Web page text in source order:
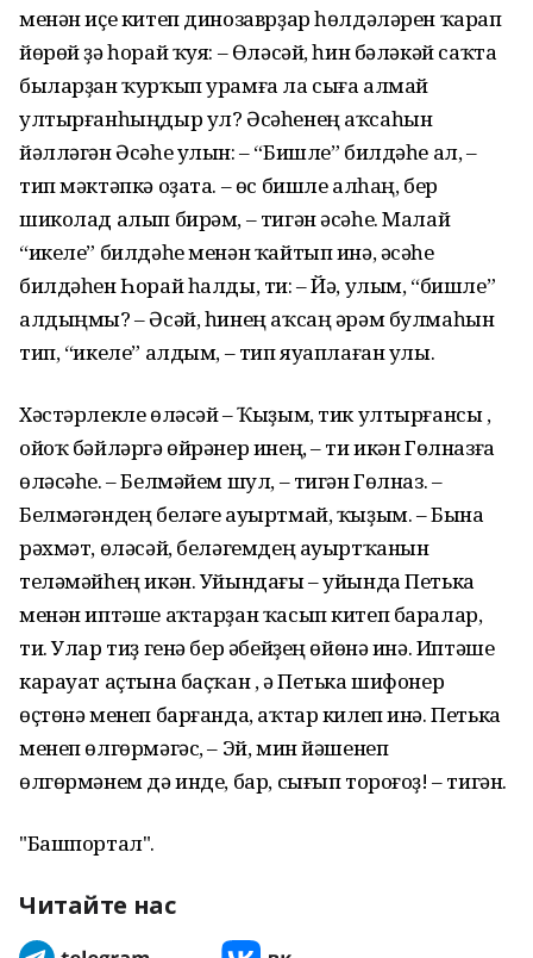
менән иҫе китеп динозаврҙар һөлдәләрен ҡарап
йөрөй ҙә һорай ҡуя: – Өләсәй, һин бәләкәй саҡта
быларҙан ҡурҡып урамға ла сыға алмай
ултырғанһыңдыр ул? Әсәһенең аҡсаһын
йәлләгән Әсәһе улын: – “Бишле” билдәһе ал, –
тип мәктәпкә оҙата. – өс бишле алһаң, бер
шиколад алып бирәм, – тигән әсәһе. Малай
“икеле” билдәһе менән ҡайтып инә, әсәһе
билдәһен Һорай һалды, ти: – Йә, улым, “бишле”
алдыңмы? – Әсәй, һинең аҡсаң әрәм булмаһын
тип, “икеле” алдым, – тип яуаплаған улы.
Хәстәрлекле өләсәй – Ҡыҙым, тик ултырғансы ,
ойоҡ бәйләргә өйрәнер инең, – ти икән Гөлназға
өләсәһе. – Белмәйем шул, – тигән Гөлназ. –
Белмәгәндең беләге ауыртмай, ҡыҙым. – Бына
рәхмәт, өләсәй, беләгемдең ауыртҡанын
теләмәйһең икән. Уйындағы – уйында Петька
менән иптәше аҡтарҙан ҡасып китеп баралар,
ти. Улар тиҙ генә бер әбейҙең өйөнә инә. Иптәше
карауат аҫтына баҫҡан , ә Петька шифонер
өҫтөнә менеп барғанда, аҡтар килеп инә. Петька
менеп өлгөрмәгәс, – Эй, мин йәшенеп
өлгөрмәнем дә инде, бар, сығып тороғоҙ! – тигән.
"Башпортал".
Читайте нас